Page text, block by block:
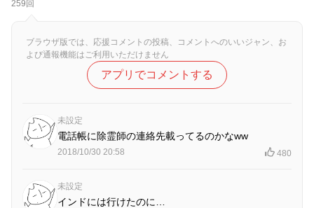
259回
ブラウザ版では、応援コメントの投稿、コメントへのいいジャン、お
よび通報機能はご利用いただけません
アプリでコメントする
未設定
電話帳に除霊師の連絡先載ってるのかなww
2018/10/30 20:58 480
未設定
インドには行けたのに…